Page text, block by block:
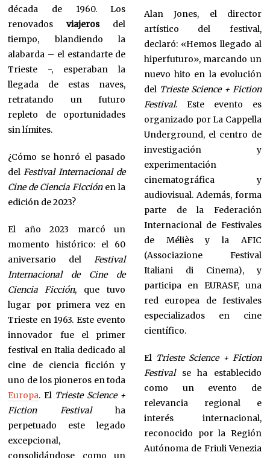
década de 1960. Los
renovadosviajerosdel
tiempo, blandiendo la
alabarda – el estandarte de
Trieste -, esperaban la
llegada de estas naves,
retratando un futuro
repleto de oportunidades
sin límites.
¿Cómo se honró el pasado
delFestival Internacional de
Cine de Ciencia Ficciónen la
edición de 2023?
El año 2023 marcó un
momento histórico: el 60
aniversario delFestival
Internacional de Cine de
Ciencia Ficción, que tuvo
lugar por primera vez en
Trieste en 1963. Este evento
innovador fue el primer
festival en Italia dedicado al
cine de ciencia ficción y
uno de los pioneros en toda
Europa. El Trieste Science +
Fiction Festivalha
perpetuado este legado
excepcional,
consolidándose como un
Alan Jones, el director
artístico del festival,
declaró: «Hemos llegado al
hiperfuturo», marcando un
nuevo hito en la evolución
del Trieste Science + Fiction
Festival. Este evento es
organizado por La Cappella
Underground, el centro de
investigación y
experimentación
cinematográfica y
audiovisual. Además, forma
parte de la Federación
Internacional de Festivales
de Méliès y la AFIC
(Associazione Festival
Italiani di Cinema), y
participa en EURASF, una
red europea de festivales
especializados en cine
científico.
El Trieste Science + Fiction
Festivalse ha establecido
como un evento de
relevancia regional e
interés internacional,
reconocido por la Región
Autónoma de Friuli Venezia